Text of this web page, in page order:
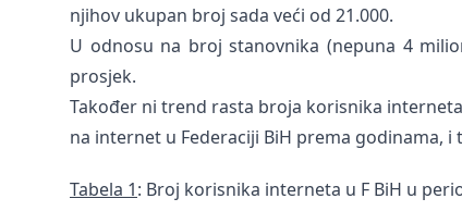
njihov ukupan broj sada veći od 21.000.
U odnosu na broj stanovnika (nepuna 4
prosjek.
Također ni trend rasta broja korisnika
na internet u Federaciji BiH prema godinama,
Tabela 1: Broj korisnika interneta u F BiH u